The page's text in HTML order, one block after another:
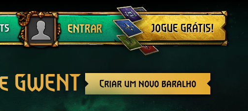
ENTRAR
Sair
JOGUE GRÁTIS!
Criar um novo baralho